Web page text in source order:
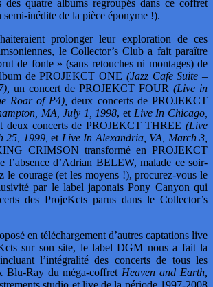
des quatre albums regroupés dans ce coffret
semi-inédite de la pièce éponyme !).
prolonger leur exploration de ces
le Collector’s Club a fait paraître
de fonte » (sans retouches ni montages) de
de PROJEKCT ONE (Jazz Cafe Suite –
un concert de PROJEKCT FOUR (Live in
Roar of P4), deux concerts de PROJEKCT
MA, July 1, 1998, et Live In Chicago,
deux concerts de PROJEKCT THREE(Live
25, 1999, et Live In Alexandria, VA, March 3,
CRIMSON transformé en PROJEKCT
l’absence d’Adrian BELEW, malade ce soir-
le courage (et les moyens !), procurez-vous le
par le label japonais Pony Canyon qui
des ProjeKcts parus dans le Collector’s
en téléchargement d’autres captations live
sur son site, le label DGM nous a fait la
l’intégralité des concerts de tous les
Blu-Ray du méga-coffret Heaven and Earth,